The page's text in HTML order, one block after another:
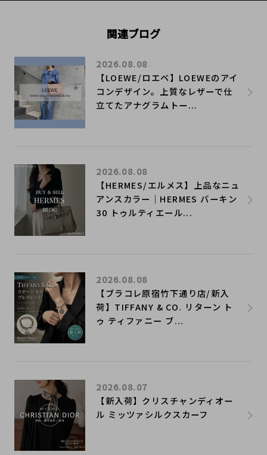
関連ブログ
【LOEWE/ロエベ】LOEWEのアイ
コンデザイン。上質なレザーで仕
立てたアナグラムトー...
2026.08.08
【HERMES/エルメス】上品なニュ
アンスカラー｜HERMES バーキン
30 トゥルティエール...
2026.08.08
【ブラコレ原宿竹下通り店/新入
荷】TIFFANY & CO. リターン ト
ゥ ティファニー ブ...
2026.08.08
【新入荷】クリスチャンディオー
ル ミッツァシルクスカーフ
2026.08.07